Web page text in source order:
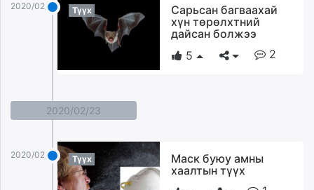
2020/02/25 Түүх
Сарьсан багваахай
хүн төрөлхтний
дайсан болжээ
5
2
2020/02/23
2020/02/23 Түүх
Маск буюу амны
хаалтын түүх